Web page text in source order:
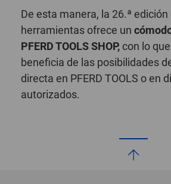
De esta manera, la 26.ª
herramientas ofrece un
PFERD TOOLS SHOP, con lo
beneficia de las posibilidades
directa en PFERD TOOLS o en
autorizados.